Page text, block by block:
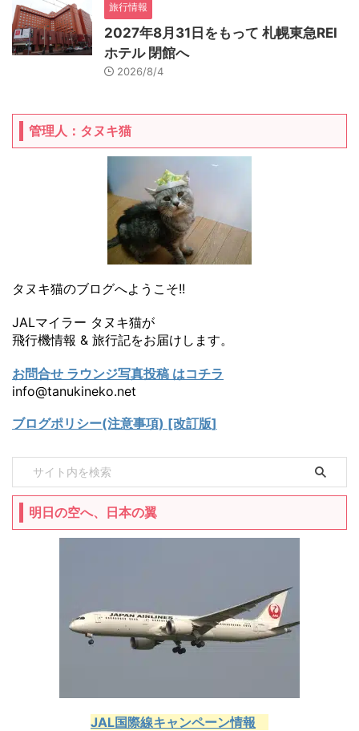
旅行情報
2027年8月31日をもって 札幌東急REI
ホテル 閉館へ
2026/8/4
管理人：タヌキ猫
タヌキ猫のブログへようこそ!!
JALマイラー タヌキ猫が
飛行機情報 & 旅行記をお届けします。
お問合せ ラウンジ写真投稿 はコチラ
info@tanukineko.net
ブログポリシー(注意事項) [改訂版]
明日の空へ、日本の翼
JAL国際線キャンペーン情報